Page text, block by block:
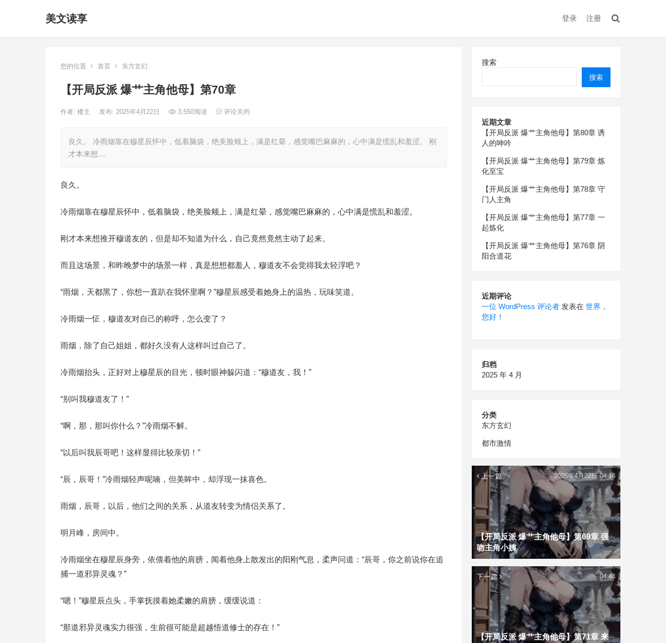
美文读享 登录 注册
您的位置 首页 东方玄幻
【开局反派 爆艹主角他母】第70章
作者: 楼主 发布: 2025年4月22日 3,550阅读 评论关闭
良久。 冷雨烟靠在穆星辰怀中，低着脑袋，绝美脸颊上，满是红晕，感觉嘴巴麻麻的，心中满是慌乱和羞涩。 刚
才本来想…
良久。
冷雨烟靠在穆星辰怀中，低着脑袋，绝美脸颊上，满是红晕，感觉嘴巴麻麻的，心中满是慌乱和羞涩。
刚才本来想推开穆道友的，但是却不知道为什么，自己竟然竟然主动了起来。
而且这场景，和昨晚梦中的场景一样，真是想想都羞人，穆道友不会觉得我太轻浮吧？
“雨烟，天都黑了，你想一直趴在我怀里啊？”穆星辰感受着她身上的温热，玩味笑道。
冷雨烟一怔，穆道友对自己的称呼，怎么变了？
雨烟，除了自己姐姐，都好久没有人这样叫过自己了。
冷雨烟抬头，正好对上穆星辰的目光，顿时眼神躲闪道：“穆道友，我！”
“别叫我穆道友了！”
“啊，那，那叫你什么？”冷雨烟不解。
“以后叫我辰哥吧！这样显得比较亲切！”
“辰，辰哥！”冷雨烟轻声呢喃，但美眸中，却浮现一抹喜色。
雨烟，辰哥，以后，他们之间的关系，从道友转变为情侣关系了。
明月峰，房间中。
冷雨烟坐在穆星辰身旁，依偎着他的肩膀，闻着他身上散发出的阳刚气息，柔声问道：“辰哥，你之前说你在追
捕一道邪异灵魂？”
“嗯！”穆星辰点头，手掌抚摸着她柔嫩的肩膀，缓缓说道：
“那道邪异灵魂实力很强，生前很可能是超越悟道修士的存在！”
搜索
搜索
近期文章
【开局反派 爆艹主角他母】第80章 诱
人的呻吟
【开局反派 爆艹主角他母】第79章 炼
化至宝
【开局反派 爆艹主角他母】第78章 守
门人主角
【开局反派 爆艹主角他母】第77章 一
起炼化
【开局反派 爆艹主角他母】第76章 阴
阳合道花
近期评论
一位 WordPress 评论者 发表在 世界，
您好！
归档
2025 年 4 月
分类
东方玄幻
都市激情
上一篇
【开局反派 爆艹主角他母】第69章 强
吻主角小姨
2025年4月22日 04:14
下一篇
【开局反派 爆艹主角他母】第71章 来
04:44